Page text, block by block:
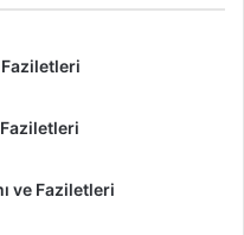
Faziletleri
ve Faziletleri